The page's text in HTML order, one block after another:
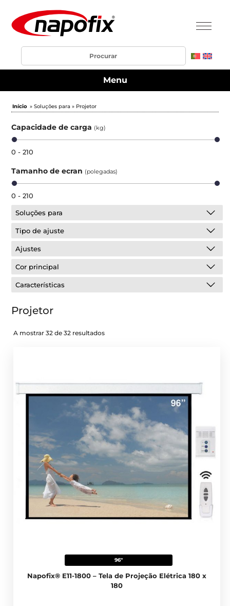
Menu
Início » Soluções para » Projetor
Capacidade de carga (kg)
0 - 210
Tamanho de ecran (polegadas)
0 - 210
Soluções para
Tipo de ajuste
Ajustes
Cor principal
Características
Projetor
A mostrar 32 de 32 resultados
96"
Napofix® E11-1800 – Tela de Projeção Elétrica 180 x
180